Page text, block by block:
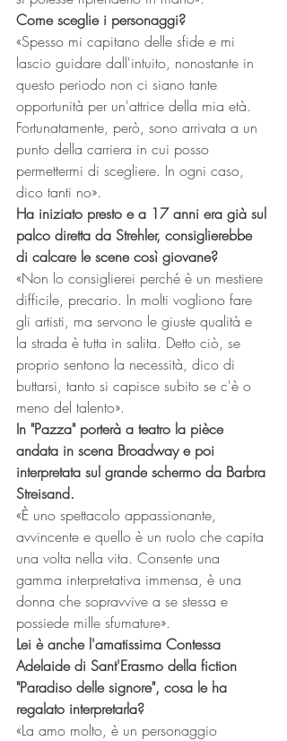
Come sceglie i personaggi?
«Spesso mi capitano delle sfide e mi
lascio guidare dall'intuito, nonostante in
questo periodo non ci siano tante
opportunità per un'attrice della mia età.
Fortunatamente, però, sono arrivata a un
punto della carriera in cui posso
permettermi di scegliere. In ogni caso,
dico tanti no».
Ha iniziato presto e a 17 anni era già sul
palco diretta da Strehler, consiglierebbe
di calcare le scene così giovane?
«Non lo consiglierei perché è un mestiere
difficile, precario. In molti vogliono fare
gli artisti, ma servono le giuste qualità e
la strada è tutta in salita. Detto ciò, se
proprio sentono la necessità, dico di
buttarsi, tanto si capisce subito se c'è o
meno del talento».
In "Pazza" porterà a teatro la pièce
andata in scena Broadway e poi
interpretata sul grande schermo da Barbra
Streisand.
«È uno spettacolo appassionante,
avvincente e quello è un ruolo che capita
una volta nella vita. Consente una
gamma interpretativa immensa, è una
donna che sopravvive a se stessa e
possiede mille sfumature».
Lei è anche l'amatissima Contessa
Adelaide di Sant'Erasmo della fiction
"Paradiso delle signore", cosa le ha
regalato interpretarla?
«La amo molto, è un personaggio